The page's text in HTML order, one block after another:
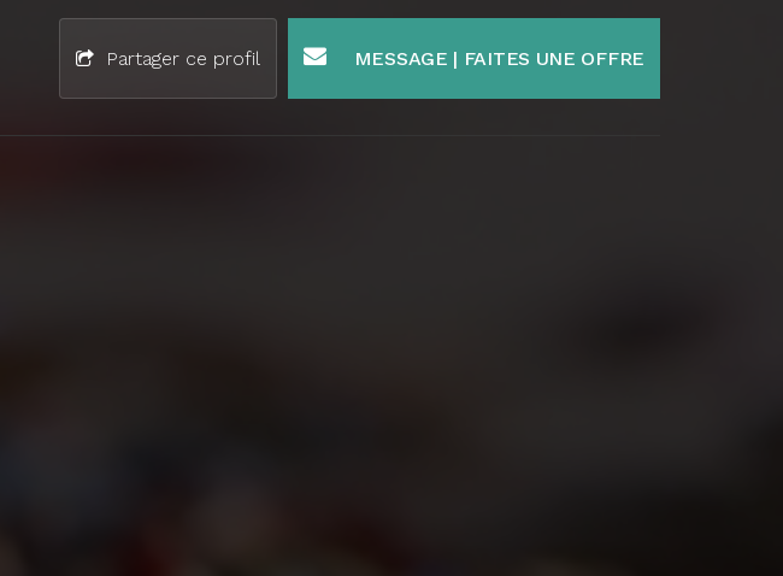
Partager ce profil MESSAGE | FAITES UNE OFFRE